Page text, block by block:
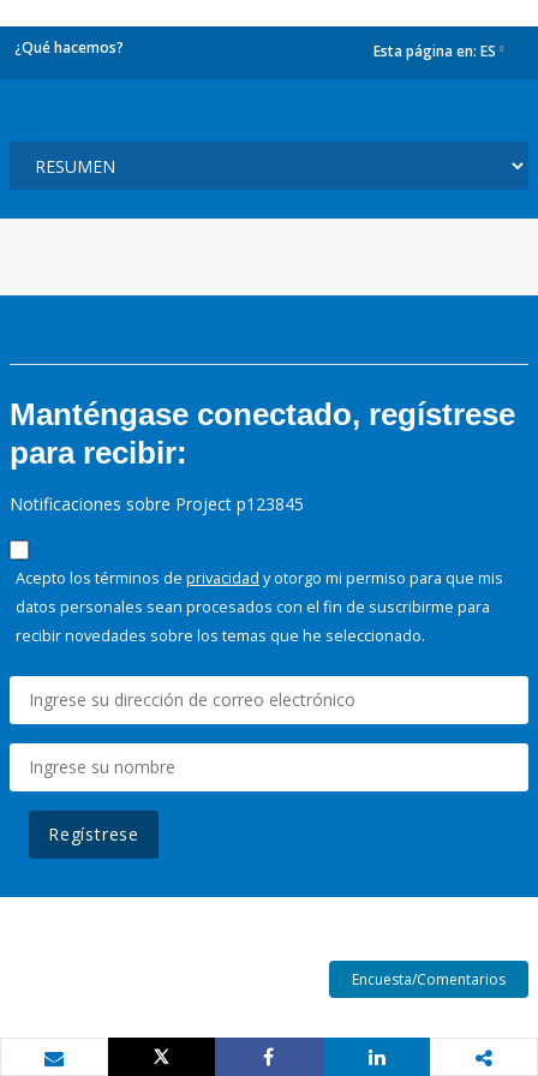
¿Qué hacemos? Esta página en: ES
Manténgase conectado, regístrese
para recibir:
Notificaciones sobre Project p123845
Acepto los términos de privacidad y otorgo mi permiso para que mis
datos personales sean procesados con el fin de suscribirme para
recibir novedades sobre los temas que he seleccionado.
Regístrese
Encuesta/Comentarios